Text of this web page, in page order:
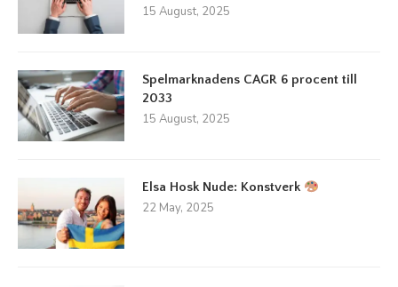
15 August, 2025
Spelmarknadens CAGR 6 procent till
2033
15 August, 2025
Elsa Hosk Nude: Konstverk
22 May, 2025